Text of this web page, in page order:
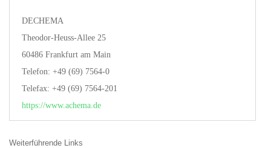
DECHEMA
Theodor-Heuss-Allee 25
60486 Frankfurt am Main
Telefon: +49 (69) 7564-0
Telefax: +49 (69) 7564-201
https://www.achema.de
Weiterführende Links